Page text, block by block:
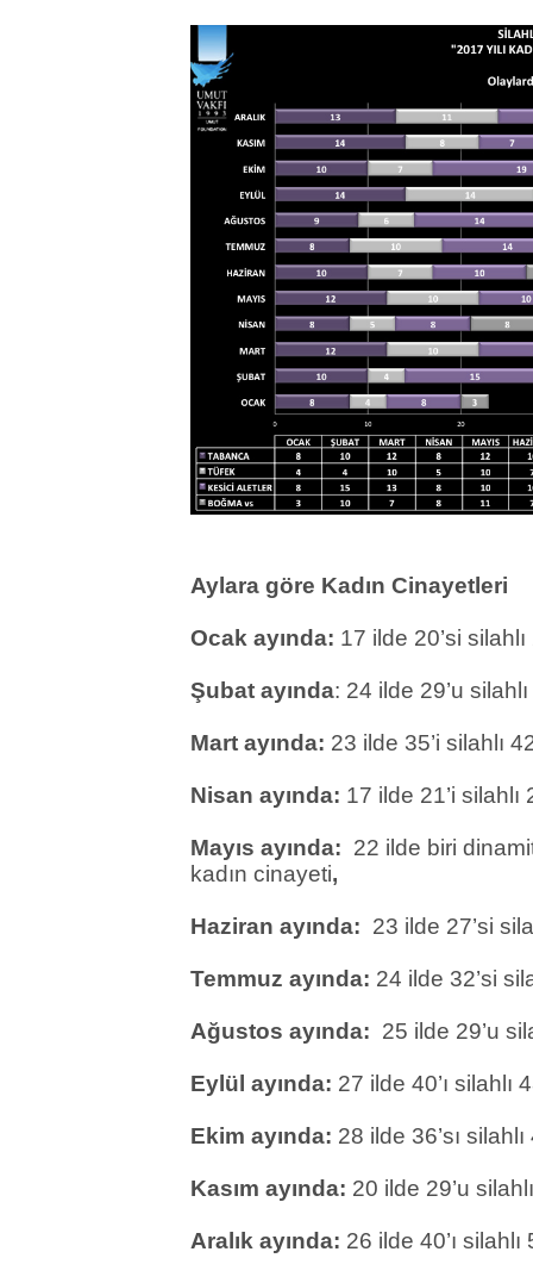
Aylara göre Kadın Cinayetleri
Ocak ayında: 17 ilde 20’si
Şubat ayında: 24 ilde 29’u
Mart ayında: 23 ilde 35’i silahlı
Nisan ayında: 17 ilde 21’i
Mayıs ayında: 22 ilde biri
kadın cinayeti,
Haziran ayında: 23 ilde 27’si
Temmuz ayında: 24 ilde 32’si
Ağustos ayında: 25 ilde 29’u
Eylül ayında: 27 ilde 40’ı silahlı
Ekim ayında: 28 ilde 36’sı
Kasım ayında: 20 ilde 29’u
Aralık ayında: 26 ilde 40’ı